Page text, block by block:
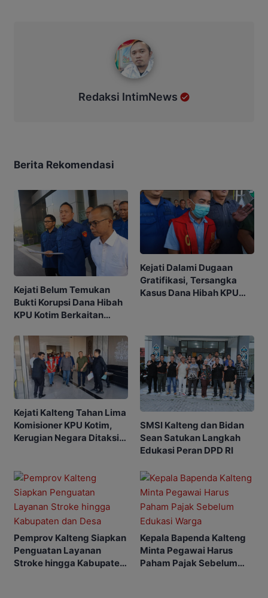
Redaksi IntimNews
Berita Rekomendasi
Kejati Belum Temukan
Bukti Korupsi Dana Hibah
KPU Kotim Berkaitan
Kejati Dalami Dugaan
Gratifikasi, Tersangka
Kasus Dana Hibah KPU
Kejati Kalteng Tahan Lima
Komisioner KPU Kotim,
Kerugian Negara Ditaksir
SMSI Kalteng dan Bidan
Sean Satukan Langkah
Edukasi Peran DPD RI
Pemprov Kalteng Siapkan
Penguatan Layanan
Stroke hingga Kabupaten
Kepala Bapenda Kalteng
Minta Pegawai Harus
Paham Pajak Sebelum